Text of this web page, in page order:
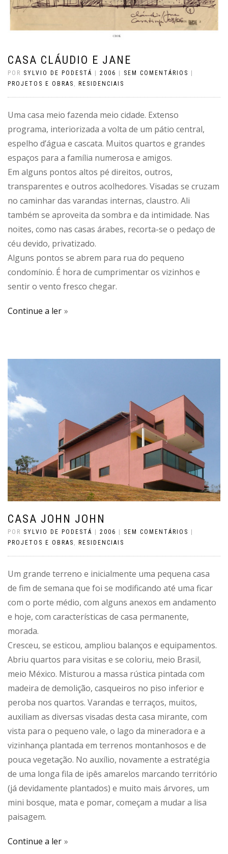
CASA CLÁUDIO E JANE
POR SYLVIO DE PODESTÁ 2006 SEM COMENTÁRIOS
PROJETOS E OBRAS , RESIDENCIAIS
Uma casa meio fazenda meio cidade. Extenso
programa, interiorizada a volta de um pátio central,
espelho d’água e cascata. Muitos quartos e grandes
espaços para a família numerosa e amigos.
Em alguns pontos altos pé direitos, outros,
transparentes e outros acolhedores. Visadas se cruzam
no caminhar das varandas internas, claustro. Ali
também se aproveita da sombra e da intimidade. Nas
noites, como nas casas árabes, recorta-se o pedaço de
céu devido, privatizado.
Alguns pontos se abrem para rua do pequeno
condomínio. É hora de cumprimentar os vizinhos e
sentir o vento fresco chegar.
Continue a ler
CASA JOHN JOHN
POR SYLVIO DE PODESTÁ | 2006 | SEM COMENTÁRIOS |
PROJETOS E OBRAS , RESIDENCIAIS
Um grande terreno e inicialmente uma pequena casa
de fim de semana que foi se modificando até uma ficar
com o porte médio, com alguns anexos em andamento
e hoje, com características de casa permanente,
morada.
Cresceu, se esticou, ampliou balanços e equipamentos.
Abriu quartos para visitas e se coloriu, meio Brasil,
meio México. Misturou a massa rústica pintada com
madeira de demolição, casqueiros no piso inferior e
peroba nos quartos. Varandas e terraços, muitos,
auxiliam as diversas visadas desta casa mirante, com
vista para o pequeno vale, o lago da mineradora e a
vizinhança plantada em terrenos montanhosos e de
pouca vegetação. No auxílio, novamente a estratégia
de uma longa fila de ipês amarelos marcando território
(já devidamente plantados) e muito mais árvores, um
mini bosque, mata e pomar, começam a mudar a lisa
paisagem.
Continue a ler